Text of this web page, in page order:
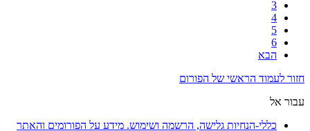
3
4
5
6
הבא
חזור לעמוד הראשי של הפורום
עבור אל
כללי-הנחיות גלישה, הרשמה ושימוש. מידע על הפורומים והאתר